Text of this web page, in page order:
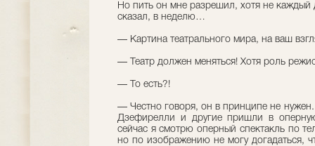
Но пить он мне разрешил, хотя не
сказал, в неделю…
— Картина театрального мира, на ваш
— Театр должен меняться! Хотя роль
— То есть?!
— Честно говоря, он в принципе не
Дзефирелли и другие пришли в
сейчас я смотрю оперный спектакль по
но по изображению не могу догадаться,